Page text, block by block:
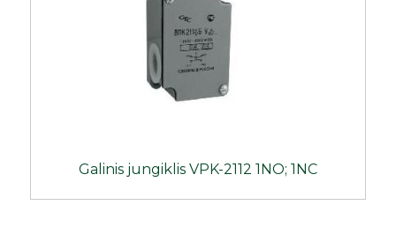
Galinis jungiklis VPK-2112 1NO; 1NC